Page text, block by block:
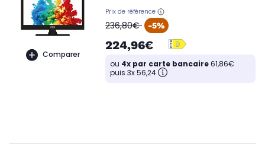
Comparer
Prix de référence
oldPrice
236,80€ -5%
224,96€
ou 4x par carte bancaire61,86€
puis 3x 56,24